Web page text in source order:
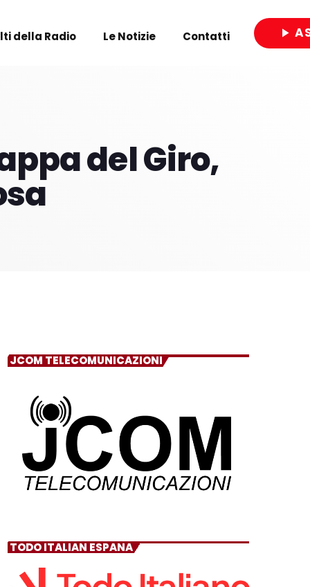
della Radio Le Notizie Contatti play_arrow
del Giro,
JCOM TELECOMUNICAZIONI
TODO ITALIAN ESPANA